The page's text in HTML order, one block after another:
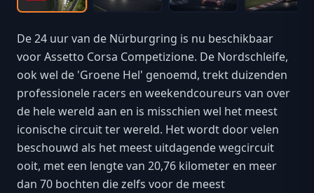
De 24 uur van de Nürburgring is nu beschikbaar
voor Assetto Corsa Competizione. De Nordschleife,
ook wel de 'Groene Hel' genoemd, trekt duizenden
professionele racers en weekendcoureurs van over
de hele wereld aan en is misschien wel het meest
iconische circuit ter wereld. Het wordt door velen
beschouwd als het meest uitdagende wegcircuit
ooit, met een lengte van 20,76 kilometer en meer
dan 70 bochten die zelfs voor de meest